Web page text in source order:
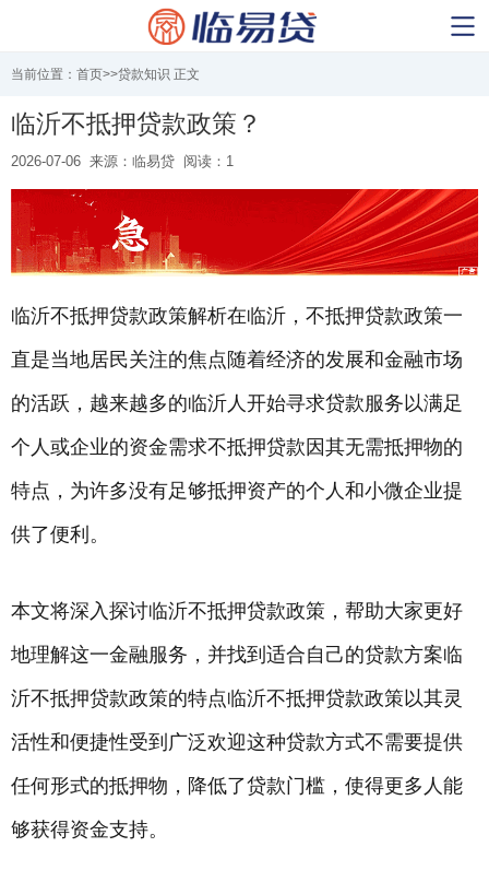
当前位置： 首页>>贷款知识 正文
临沂不抵押贷款政策？
2026-07-06 来源：临易贷 阅读：1
临沂不抵押贷款政策解析在临沂，不抵押贷款政策一
直是当地居民关注的焦点随着经济的发展和金融市场
的活跃，越来越多的临沂人开始寻求贷款服务以满足
个人或企业的资金需求不抵押贷款 因其无需抵押物的
特点，为许多没有足够抵押资产的个人和小微企业提
供了便利。
本文将深入探讨临沂不抵押贷款政策，帮助大家更好
地理解这一金融服务，并找到适合自己的贷款方案临
沂不抵押贷款政策的特点临沂不抵押贷款政策以其灵
活性和便捷性受到广泛欢迎这种贷款方式不需要提供
任何形式的抵押物，降低了贷款门槛，使得更多人能
够获得资金支持。